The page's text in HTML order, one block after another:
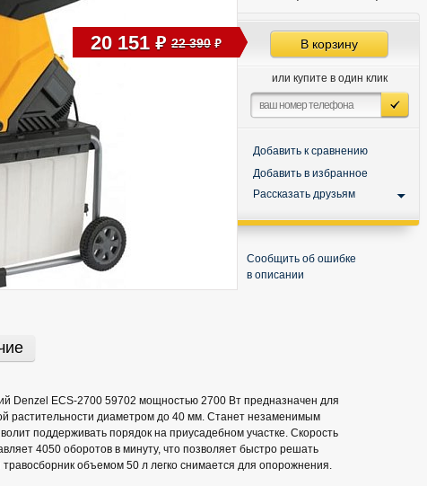
В корзину
или купите в один клик
Добавить к сравнению
Добавить в избранное
Рассказать друзьям
Сообщить об ошибке
в описании
20 151 руб 22 390 руб
Denzel ECS-2700 59702 мощностью 2700 Вт предназначен для
растительности диаметром до 40 мм. Станет незаменимым
поддерживать порядок на приусадебном участке. Скорость
4050 оборотов в минуту, что позволяет быстро решать
объемом 50 л легко снимается для опорожнения.